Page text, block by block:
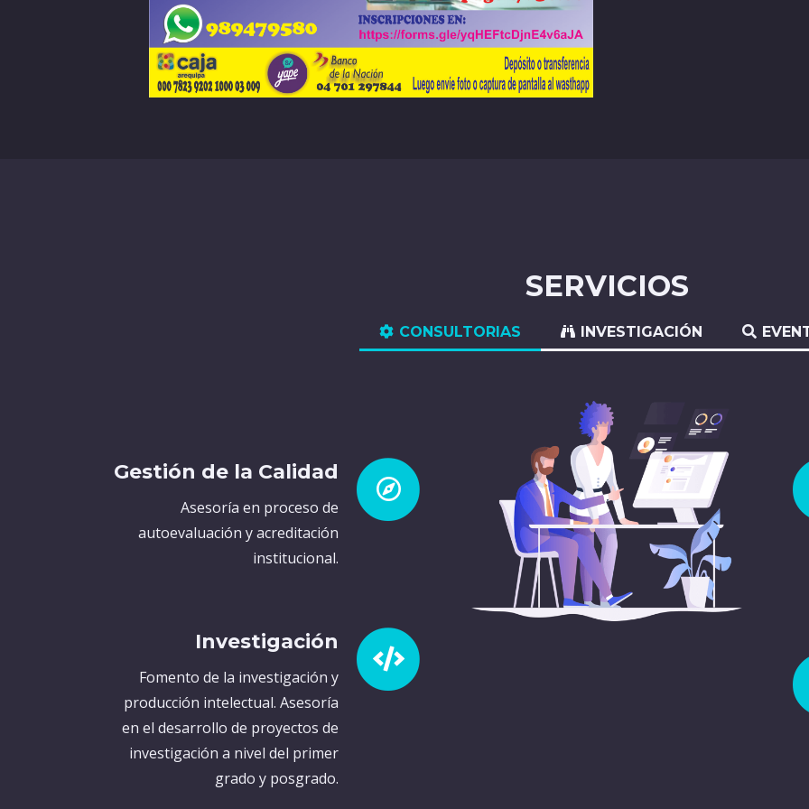
SERVICIOS
CONSULTORIAS INVESTIGACIÓN
Gestión de la Calidad
Asesoría en proceso de
autoevaluación y acreditación
institucional.
Investigación
Fomento de la investigación y
producción intelectual. Asesoría
en el desarrollo de proyectos de
investigación a nivel del primer
grado y posgrado.